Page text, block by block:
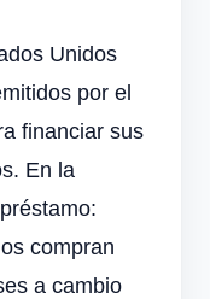
Unidos
por el
financiar sus
En la
compran
a cambio